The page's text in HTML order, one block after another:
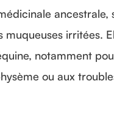
muqueuses irritées.
notamment
ou aux